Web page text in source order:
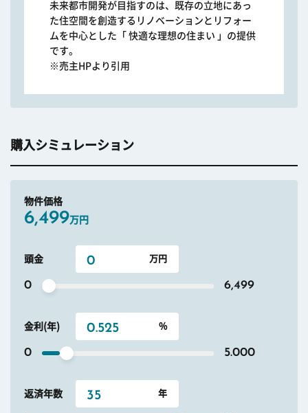
未来都市開発が目指すのは、既存の立地にあっ
た住空間を創造するリノベーションとリフォー
ムを中心とした「 快適な理想の住まい 」の提供
です。
※売主HPより引用
購入シミュレーション
物件価格
6,499万円
頭金
0 6,499
金利(年)
0 5.000
返済年数